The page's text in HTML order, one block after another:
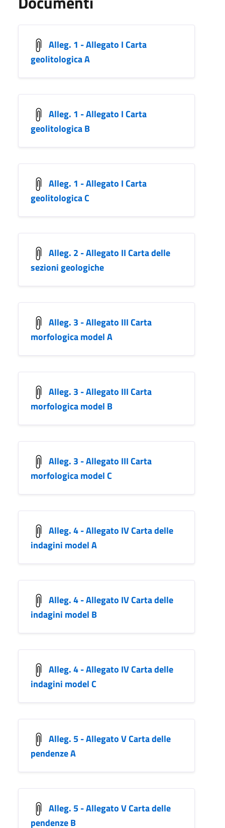
Alleg. 1 - Allegato I Carta
geolitologica A
Alleg. 1 - Allegato I Carta
geolitologica B
Alleg. 1 - Allegato I Carta
geolitologica C
Alleg. 2 - Allegato II Carta delle
sezioni geologiche
Alleg. 3 - Allegato III Carta
morfologica model A
Alleg. 3 - Allegato III Carta
morfologica model B
Alleg. 3 - Allegato III Carta
morfologica model C
Alleg. 4 - Allegato IV Carta delle
indagini model A
Alleg. 4 - Allegato IV Carta delle
indagini model B
Alleg. 4 - Allegato IV Carta delle
indagini model C
Alleg. 5 - Allegato V Carta delle
pendenze A
Alleg. 5 - Allegato V Carta delle
pendenze B